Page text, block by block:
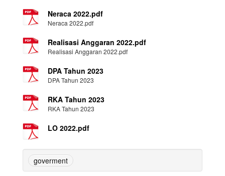
Neraca 2022.pdf
Neraca 2022.pdf
Realisasi Anggaran 2022.pdf
Realisasi Anggaran 2022.pdf
DPA Tahun 2023
DPA Tahun 2023
RKA Tahun 2023
RKA Tahun 2023
LO 2022.pdf
goverment